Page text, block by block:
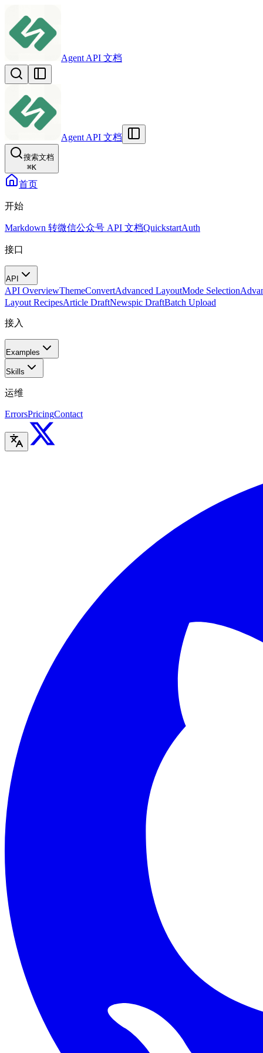
Agent API 文档
Agent API 文档
搜索文档
⌘K
首页
开始
Markdown 转微信公众号 API 文档QuickstartAuth
接口
API
API OverviewThemeConvertAdvanced LayoutMode Selection
Layout RecipesArticle DraftNewspic DraftBatch Upload
接入
Examples
Skills
运维
ErrorsPricingContact